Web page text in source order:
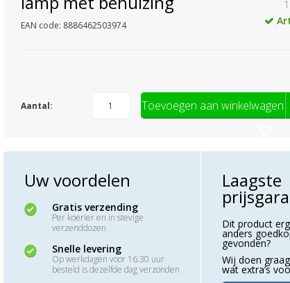
EAN code: 8886462503974
Aantal: Toevoegen aan winkelwagen
Uw voordelen
Gratis verzending
Per koerier en in stevige
verzenddozen
Snelle levering
Op werkdagen voor 16:30 uur
besteld is dezelfde dag verzonden
Laagste
Dit product
anders
gevonden?
Wij doen
wat extra’s